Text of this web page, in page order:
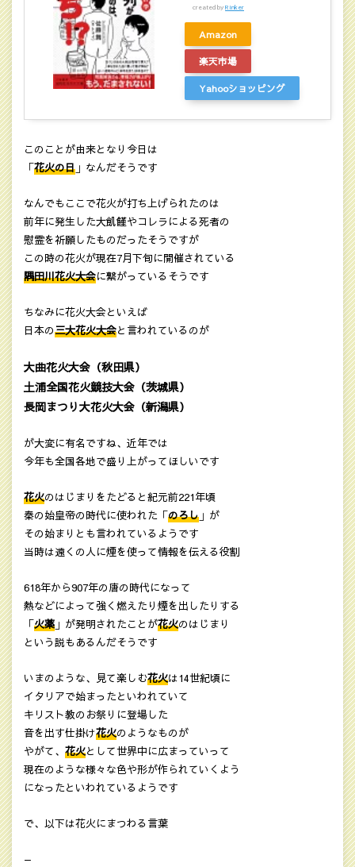
created byRinker
Amazon
楽天市場
Yahooショッピング
このことが由来となり今日は
「花火の日 」なんだそうです
なんでもここで花火が打ち上げられたのは
前年に発生した大飢饉やコレラによる死者の
慰霊を祈願したものだったそうですが
この時の花火が現在7月下旬に開催されている
隅田川花火大会に繋がっているそうです
ちなみに花火大会といえば
日本の三大花火大会と言われているのが
大曲花火大会（秋田県）
土浦全国花火競技大会（茨城県）
長岡まつり大花火大会（新潟県）
が大変に有名ですね、近年では
今年も全国各地で盛り上がってほしいです
花火のはじまりをたどると紀元前221年頃
秦の始皇帝の時代に使われた「のろし 」が
その始まりとも言われているようです
当時は遠くの人に煙を使って情報を伝える役割
618年から907年の唐の時代になって
熱などによって強く燃えたり煙を出したりする
「火薬 」が発明されたことが花火のはじまり
という説もあるんだそうです
いまのような、見て楽しむ花火は14世紀頃に
イタリアで始まったといわれていて
キリスト教のお祭りに登場した
音を出す仕掛け花火のようなものが
やがて、 花火として世界中に広まっていって
現在のような様々な色や形が作られていくよう
になったといわれているようです
で、以下は花火にまつわる言葉
—